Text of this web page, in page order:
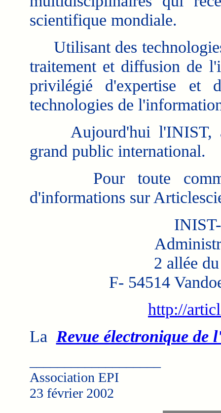
scientifique mondiale.
Utilisant des
traitement et diffusion de
privilégié d'expertise et
technologies de
Aujourd'hui l'INIST,
grand public international.
Pour toute
d'informations sur
2 allée
F- 54514
http://
La Revue électronique
Association EPI
23 février 2002